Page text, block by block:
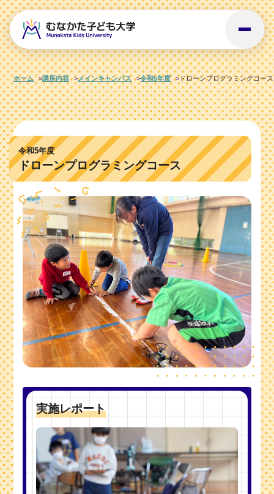
ホーム 講座内容 メインキャンパス 令和5年度 ドローンプログラミングコース
令和5年度
ドローンプログラミングコース
実施レポート